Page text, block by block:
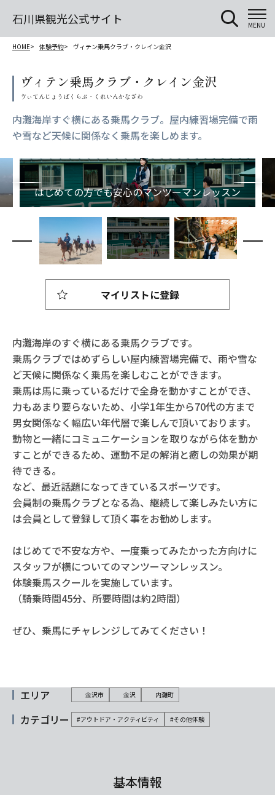
石川県観光公式サイト MENU
HOME 体験予約 ヴィテン乗馬クラブ・クレイン金沢
ヴィテン乗馬クラブ・クレイン金沢
内灘海岸すぐ横にある乗馬クラブ。屋内練習場完備で雨
や雪など天候に関係なく乗馬を楽しめます。
内灘海岸のすぐ横にある乗馬クラブです。
乗馬クラブではめずらしい屋内練習場完備で、雨や雪な
ど天候に関係なく乗馬を楽しむことができます。
乗馬は馬に乗っているだけで全身を動かすことができ、
力もあまり要らないため、小学1年生から70代の方まで
男女関係なく幅広い年代層で楽しんで頂いております。
動物と一緒にコミュニケーションを取りながら体を動か
すことができるため、運動不足の解消と癒しの効果が期
待できる。
など、最近話題になってきているスポーツです。
会員制の乗馬クラブとなる為、継続して楽しみたい方に
は会員として登録して頂く事をお勧めします。
はじめてで不安な方や、一度乗ってみたかった方向けに
スタッフが横についてのマンツーマンレッスン。
体験乗馬スクールを実施しています。
（騎乗時間45分、所要時間は約2時間）
ぜひ、乗馬にチャレンジしてみてください！
マイリストに登録
エリア 金沢市 金沢 内灘町
カテゴリー #アウトドア・アクティビティ #その他体験
基本情報